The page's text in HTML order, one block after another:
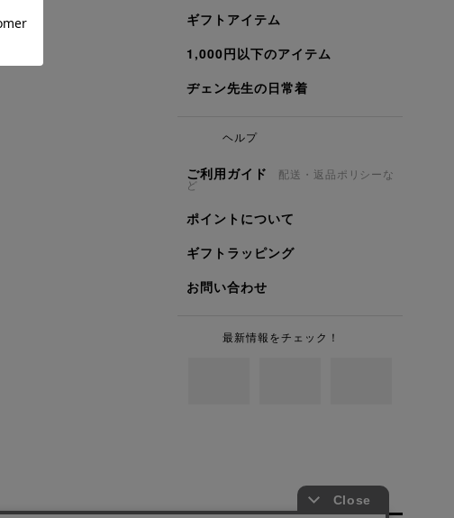
ギフトアイテム
1,000円以下のアイテム
ヂェン先生の日常着
ヘルプ
ご利用ガイド 配送・返品ポリシーな
ど
ポイントについて
ギフトラッピング
お問い合わせ
最新情報をチェック！